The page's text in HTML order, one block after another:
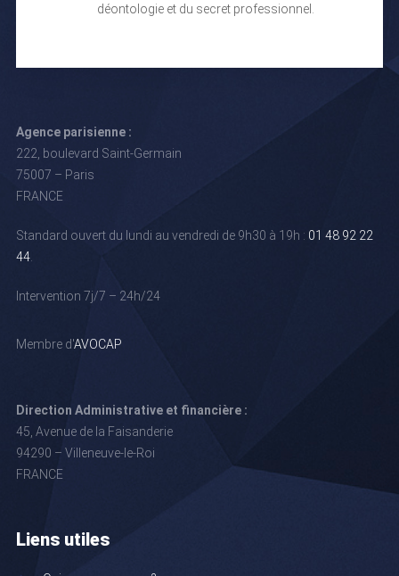
déontologie et du secret professionnel.
Agence parisienne :
222, boulevard Saint-Germain
75007 – Paris
FRANCE
Standard ouvert du lundi au vendredi de 9h30 à 19h : 01 48 92 22
44.
Intervention 7j/7 – 24h/24
Membre d'AVOCAP
Direction Administrative et financière :
45, Avenue de la Faisanderie
94290 – Villeneuve-le-Roi
FRANCE
Liens utiles